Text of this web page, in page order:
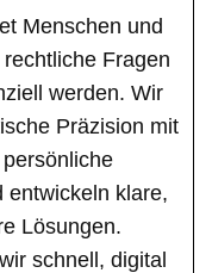
Menschen und
Fragen
werden. Wir
Präzision mit
entwickeln klare,
Lösungen.
schnell, digital